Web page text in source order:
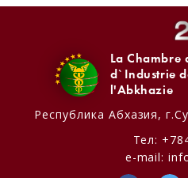
La Chambre
d`Industrie
l'Abkhazie
Республика Абхазия,
Тел:
e-mail: